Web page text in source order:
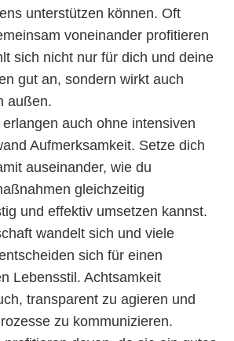
unterstützen können. Oft
voneinander profitieren
sich nicht nur für dich und deine
gut an, sondern wirkt auch
außen.
auch ohne intensiven
Aufmerksamkeit. Setze dich
auseinander, wie du
gleichzeitig
und effektiv umsetzen kannst.
wandelt sich und viele
sich für einen
Lebensstil. Achtsamkeit
transparent zu agieren und
zu kommunizieren.